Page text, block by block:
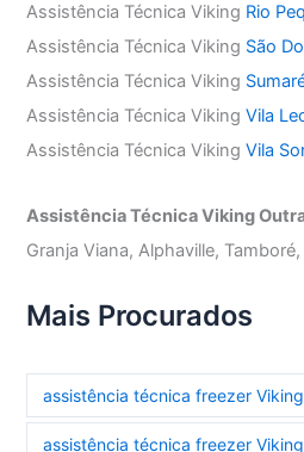
Assistência Técnica Viking Rio
Assistência Técnica Viking São
Assistência Técnica Viking
Assistência Técnica VikingVila
Assistência Técnica VikingVila
Assistência Técnica Viking
Granja Viana, Alphaville,
Mais Procurados
assistência técnica freezer
assistência técnica freezer